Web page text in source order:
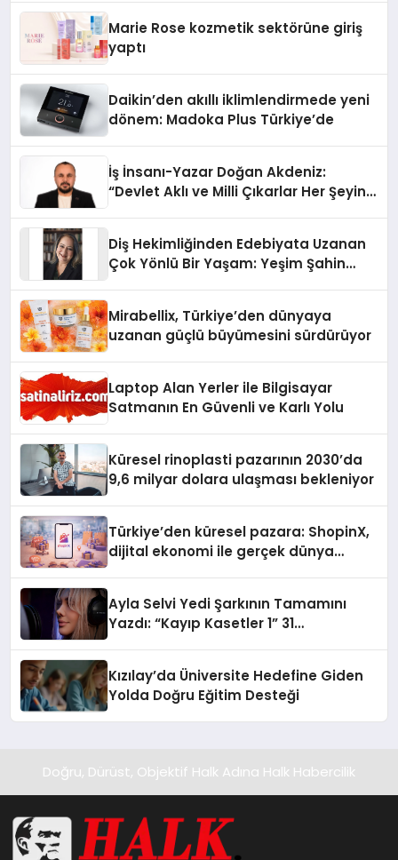
Marie Rose kozmetik sektörüne giriş
yaptı
Daikin’den akıllı iklimlendirmede yeni
dönem: Madoka Plus Türkiye’de
İş İnsanı-Yazar Doğan Akdeniz:
“Devlet Aklı ve Milli Çıkarlar Her Şeyin
Diş Hekimliğinden Edebiyata Uzanan
Çok Yönlü Bir Yaşam: Yeşim Şahin
Mirabellix, Türkiye’den dünyaya
uzanan güçlü büyümesini sürdürüyor
Laptop Alan Yerler ile Bilgisayar
Satmanın En Güvenli ve Karlı Yolu
Küresel rinoplasti pazarının 2030’da
9,6 milyar dolara ulaşması bekleniyor
Türkiye’den küresel pazara: ShopinX,
dijital ekonomi ile gerçek dünya
Ayla Selvi Yedi Şarkının Tamamını
Yazdı: “Kayıp Kasetler 1” 31
Kızılay’da Üniversite Hedefine Giden
Yolda Doğru Eğitim Desteği
Doğru, Dürüst, Objektif Halk Adına Halk Habercilik